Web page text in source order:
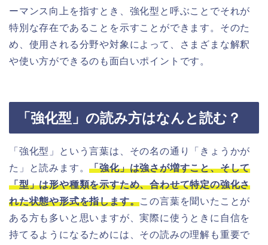
ーマンス向上を指すとき、強化型と呼ぶことでそれが
特別な存在であることを示すことができます。そのた
め、使用される分野や対象によって、さまざまな解釈
や使い方ができるのも面白いポイントです。
「強化型」の読み方はなんと読む？
「強化型」という言葉は、その名の通り「きょうかが
た」と読みます。「強化」は強さが増すこと、そして
「型」は形や種類を示すため、合わせて特定の強化さ
れた状態や形式を指します。この言葉を聞いたことが
ある方も多いと思いますが、実際に使うときに自信を
持てるようになるためには、その読みの理解も重要で